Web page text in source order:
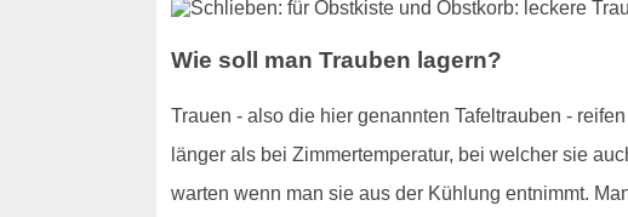
Wie soll man Trauben lagern?
Trauen - also die hier genannten Tafeltrauben -
länger als bei Zimmertemperatur, bei welcher sie
warten wenn man sie aus der Kühlung entnimmt.